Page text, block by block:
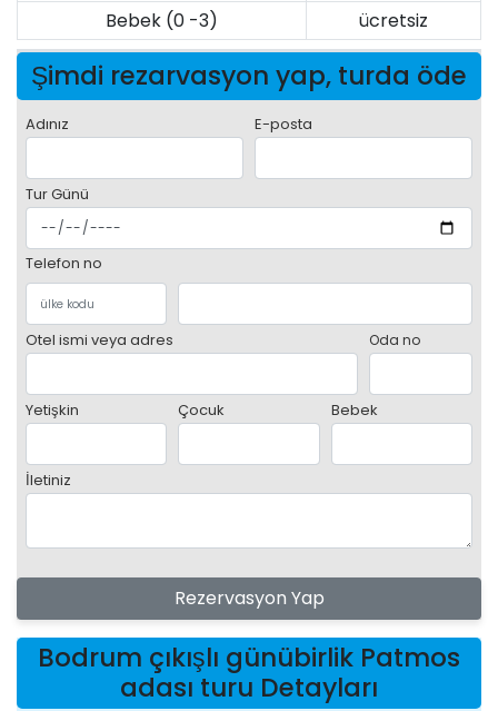
Bebek (0 -3)
ücretsiz
Şimdi rezarvasyon yap, turda öde
Adınız E-posta
Tur Günü
Telefon no
Otel ismi veya adres Oda no
Yetişkin Çocuk Bebek
İletiniz
Rezervasyon Yap
Bodrum çıkışlı günübirlik Patmos
adası turu Detayları